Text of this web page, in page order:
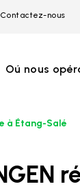
Contactez-nous
Oú nous
à Étang-Salé